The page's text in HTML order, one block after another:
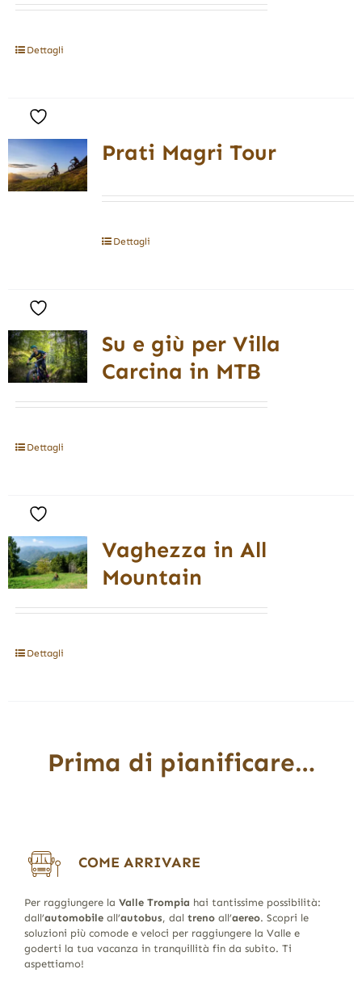
Dettagli
Prati Magri Tour
Dettagli
Su e giù per Villa
Carcina in MTB
Dettagli
Vaghezza in All
Mountain
Dettagli
Prima di pianificare…
COME ARRIVARE
Per raggiungere la Valle Trompia hai tantissime possibilità:
dall’automobileall’autobus, dal trenoall’aereo. Scopri le
soluzioni più comode e veloci per raggiungere la Valle e
goderti la tua vacanza in tranquillità fin da subito. Ti
aspettiamo!